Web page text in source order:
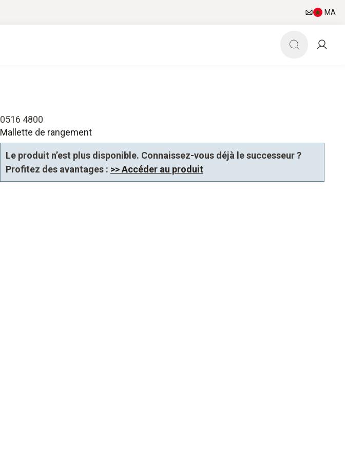
MA
0516 4800
Mallette de rangement
Le produit n’est plus disponible. Connaissez-vous déjà le successeur ?
Profitez des avantages : >> Accéder au produit